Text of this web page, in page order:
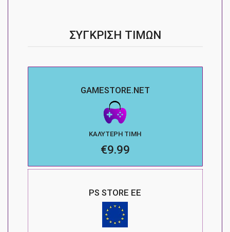
ΣΎΓΚΡΙΣΗ ΤΙΜΏΝ
GAMESTORE.NET
ΚΑΛΎΤΕΡΗ ΤΙΜΉ
€9.99
PS STORE ΕΕ